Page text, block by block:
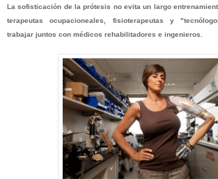
La sofisticación de la prótesis no evita un largo
terapeutas ocupacioneales, fisioterapeutas y
trabajar juntos con médicos rehabilitadores e ingenieros.